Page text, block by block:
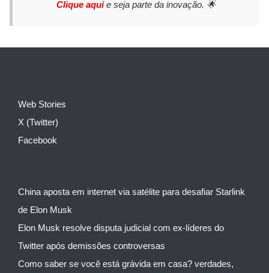
Clique aquie seja parte da inovação. 🌟
Web Stories
X (Twitter)
Facebook
China aposta em internet via satélite para desafiar Starlink
de Elon Musk
Elon Musk resolve disputa judicial com ex-líderes do
Twitter após demissões controversas
Como saber se você está grávida em casa? verdades,